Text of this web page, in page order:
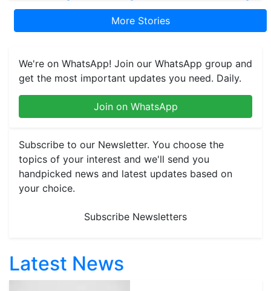
More Stories
We're on WhatsApp! Join our WhatsApp group and
get the most important updates you need. Daily.
Join on WhatsApp
Subscribe to our Newsletter. You choose the
topics of your interest and we'll send you
handpicked news and latest updates based on
your choice.
Subscribe Newsletters
Latest News